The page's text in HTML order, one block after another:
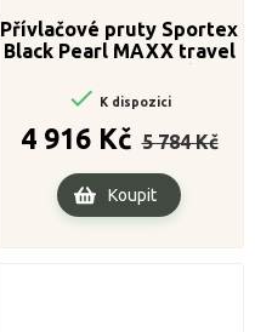
Přívlačové pruty Sportex
Black Pearl MAXX travel
 K dispozici
4 916 Kč cena
5 784 Kč
Cena
Koupit